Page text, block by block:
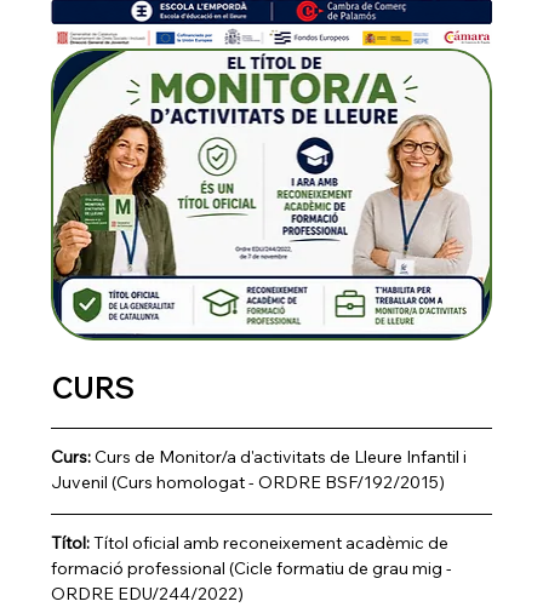
CURS
Curs: Curs de Monitor/a d'activitats de Lleure Infantil i
Juvenil (Curs homologat - ORDRE BSF/192/2015)
Títol: Títol oficial amb reconeixement acadèmic de
formació professional (Cicle formatiu de grau mig -
ORDRE EDU/244/2022)